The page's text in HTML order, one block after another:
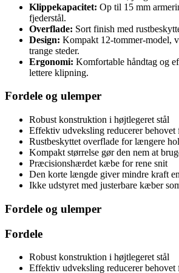
Klippekapacitet: Op til 15 mm
fjederstål.
Overflade: Sort finish med
Design: Kompakt 12-tommer-model,
trange steder.
Ergonomi: Komfortable håndtag og
lettere klipning.
Fordele og ulemper
Robust konstruktion i højtlegeret stål
Effektiv udveksling reducerer behovet
Rustbeskyttet overflade for længere
Kompakt størrelse gør den nem at
Præcisionshærdet kæbe for rene snit
Den korte længde giver mindre kraft
Ikke udstyret med justerbare kæber
Fordele og ulemper
Fordele
Robust konstruktion i højtlegeret stål
Effektiv udveksling reducerer behovet